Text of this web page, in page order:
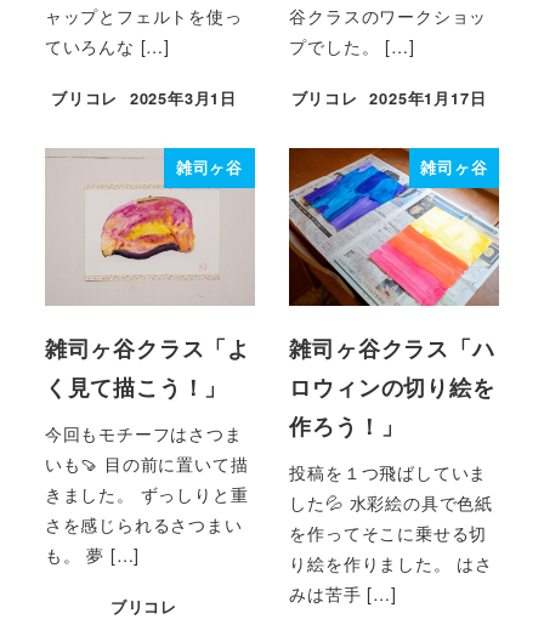
ャップとフェルトを使っ
ていろんな […]
ブリコレ
投稿日
2025年3月1日
谷クラスのワークショッ
プでした。 […]
ブリコレ
投稿日
2025年1月17日
雑司ヶ谷
雑司ヶ谷クラス「よ
く見て描こう！」
今回もモチーフはさつま
いも🍠 目の前に置いて描
きました。 ずっしりと重
さを感じられるさつまい
も。 夢 […]
ブリコレ
雑司ヶ谷
雑司ヶ谷クラス「ハ
ロウィンの切り絵を
作ろう！」
投稿を１つ飛ばしていま
した💦 水彩絵の具で色紙
を作ってそこに乗せる切
り絵を作りました。 はさ
みは苦手 […]